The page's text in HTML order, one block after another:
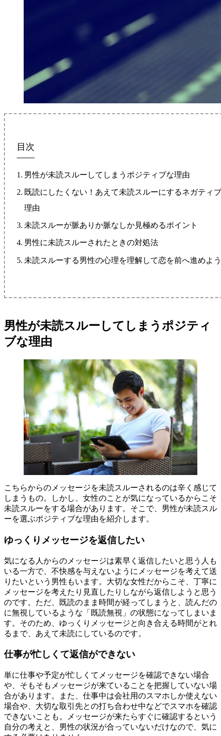
目次
男性が未読スルーしてしまうポジティブな理由
既読にしたくない！あえて未読スルーにするネガティ
理由
未読スルーが脈ありか脈なしか見極めるポイント
男性に未読スルーされたときの対処法
未読スルーする男性の心理を理解して恋を前へ進めよ
男性が未読スルーしてしまうポジティ
ブな理由
こちらからのメッセージを未読スルーされるのは辛く感じて
しまうもの。しかし、女性のことが気になっているからこそ
未読スルーをする場合があります。そこで、男性が未読スル
ーを選ぶポジティブな理由を紹介します。
ゆっくりメッセージを返信したい
気になる人からのメッセージは素早く返信したいと思う人も
いる一方で、不快感を与えないようにメッセージを考えて送
りたいという男性もいます。大切な女性だからこそ、丁寧に
メッセージを考えたり見直したりしながら返信しようと思う
のです。ただ、既読のまま時間が経ってしまうと、読んだの
に無視しているような「既読無視」の状態になってしまいま
す。そのため、ゆっくりメッセージと向き合える時間がとれ
るまで、あえて未読にしているのです。
仕事が忙しくて返信ができない
単に仕事や予定が忙しくてメッセージを確認できない場合
や、そもそもメッセージが来ていることを把握していない場
合があります。また、仕事中は会社用のスマホしか使えない
場合や、大切な取引先との打ち合わせ中などでスマホを確認
できないことも。メッセージが来たらすぐに確認するという
自分の考えと、男性の状況が合っていないだけなので、気に